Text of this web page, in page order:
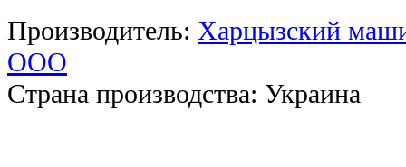
Производитель: Харцызский
ООО
Страна производства: Украина